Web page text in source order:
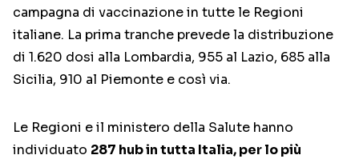
campagna di vaccinazione in tutte le Regioni
italiane. La prima tranche prevede la distribuzione
di 1.620 dosi alla Lombardia, 955 al Lazio, 685 alla
Sicilia, 910 al Piemonte e così via.
Le Regioni e il ministero della Salute hanno
individuato 287 hub in tutta Italia, per lo più